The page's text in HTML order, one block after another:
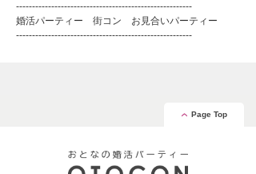
-------------------------------------------------------
婚活パーティー 街コン お見合いパーティー
-------------------------------------------------------
Page Top